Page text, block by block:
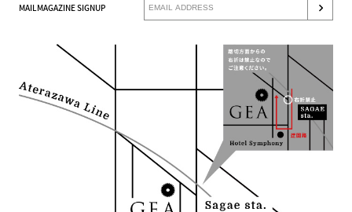
MAILMAGAZINE SIGNUP